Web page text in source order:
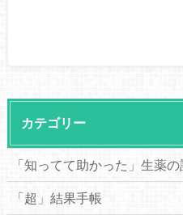
カテゴリー
「知ってて助かった」生薬の
「超」結果手帳